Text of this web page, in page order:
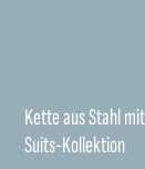
Kette aus Stahl
Suits-Kollektion